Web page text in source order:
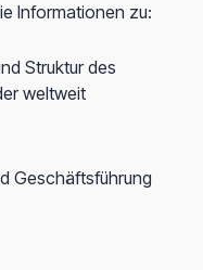
Informationen zu:
Struktur des
weltweit
Geschäftsführung